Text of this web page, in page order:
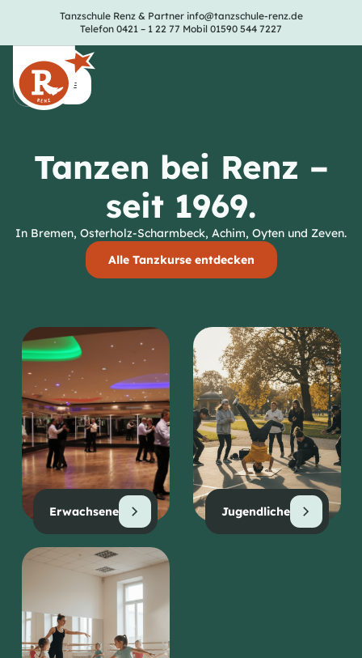
Tanzschule Renz & Partnerinfo@tanzschule-renz.de
Telefon 0421 – 1 22 77 Mobil 01590 544 7227
Tanzen bei Renz –
seit 1969.
In Bremen, Osterholz-Scharmbeck, Achim, Oyten und Zeven.
Alle Tanzkurse entdecken
Erwachsene Jugendliche